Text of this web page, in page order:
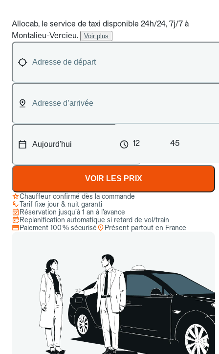
Allocab, le service de taxi disponible 24h/24, 7j/7 à
Montalieu-Vercieu.
Voir plus
12 45
VOIR LES PRIX
Chauffeur confirmé dès la commande
Tarif fixe jour & nuit garanti
Réservation jusqu’à 1 an à l’avance
Replanification automatique si retard de vol/train
Paiement 100 % sécurisé
Présent partout en France